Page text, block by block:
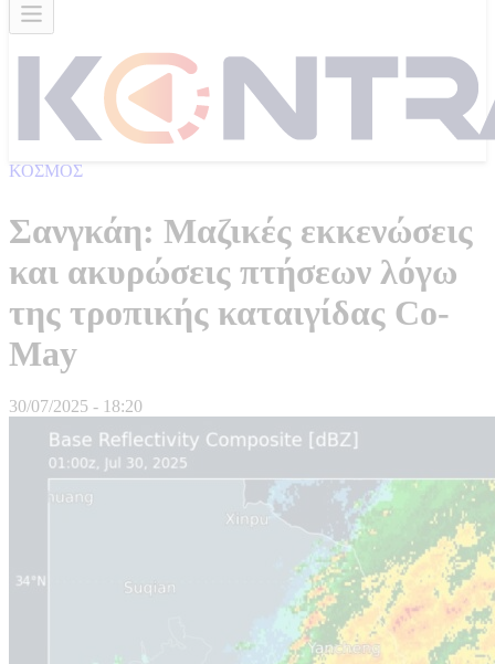
ΚΟΣΜΟΣ
Σανγκάη: Μαζικές εκκενώσεις
και ακυρώσεις πτήσεων λόγω
της τροπικής καταιγίδας Co-
May
30/07/2025 - 18:20